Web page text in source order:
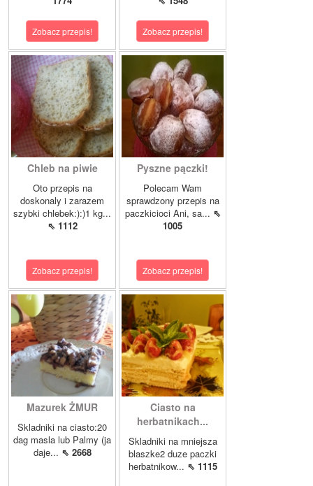
Zobacz przepis! Zobacz przepis!
Chleb na piwie
Oto przepis na
doskonaly i zarazem
szybki chlebek:):)1 kg...
⇖ 1112
Zobacz przepis!
Pyszne pączki!
Polecam Wam
sprawdzony przepis na
paczkicioci Ani, sa... ⇖
1005
Zobacz przepis!
Mazurek ŻMUR
Skladniki na ciasto:20
dag masla lub Palmy (ja
daje... ⇖ 2668
Ciasto na
herbatnikach...
Skladniki na mniejsza
blaszke2 duze paczki
herbatnikow... ⇖ 1115